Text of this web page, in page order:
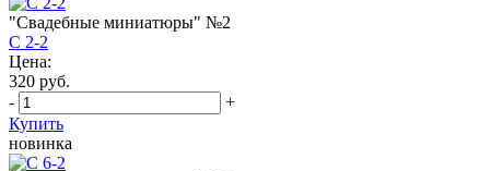
"Свадебные миниатюры" №2
С 2-2
Цена:
320 руб.
-
+
Купить
новинка